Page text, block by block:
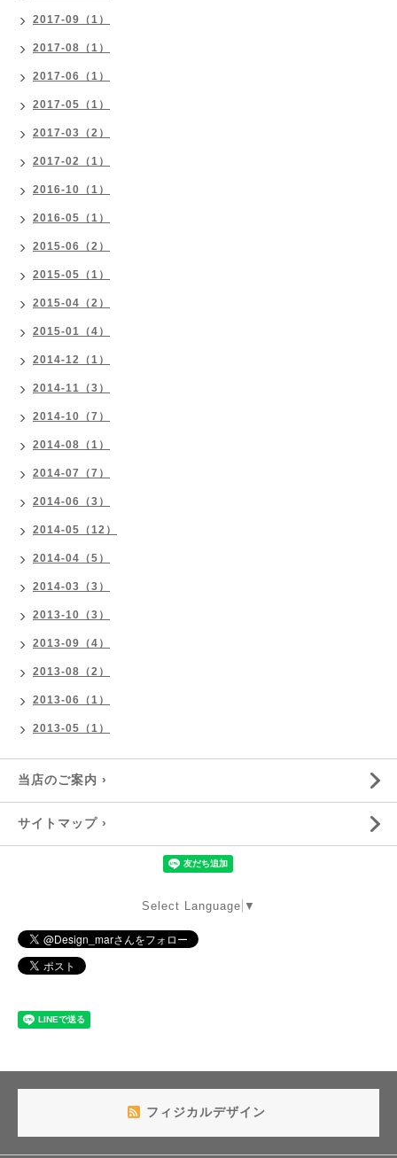
2017-09（1）
2017-08（1）
2017-06（1）
2017-05（1）
2017-03（2）
2017-02（1）
2016-10（1）
2016-05（1）
2015-06（2）
2015-05（1）
2015-04（2）
2015-01（4）
2014-12（1）
2014-11（3）
2014-10（7）
2014-08（1）
2014-07（7）
2014-06（3）
2014-05（12）
2014-04（5）
2014-03（3）
2013-10（3）
2013-09（4）
2013-08（2）
2013-06（1）
2013-05（1）
当店のご案内 ›
サイトマップ ›
Select Language ▼
フィジカルデザイン